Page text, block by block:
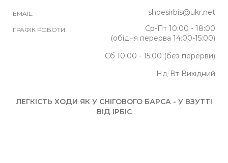
EMAIL: shoesirbis@ukr.net
ГРАФІК РОБОТИ:
Ср-Пт 10:00 - 18:00
(обідня перерва 14:00-15:00)
Сб 10:00 - 15:00 (без перерви)
Нд-Вт Вихідний
ЛЕГКІСТЬ ХОДИ ЯК У СНІГОВОГО БАРСА - У ВЗУТТІ
ВІД ІРБІС